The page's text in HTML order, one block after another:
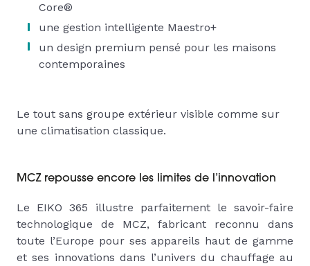
Core®
une gestion intelligente Maestro+
un design premium pensé pour les maisons
contemporaines
Le tout sans groupe extérieur visible comme sur
une climatisation classique.
MCZ repousse encore les limites de l’innovation
Le EIKO 365 illustre parfaitement le savoir-faire
technologique de MCZ, fabricant reconnu dans
toute l’Europe pour ses appareils haut de gamme
et ses innovations dans l’univers du chauffage au